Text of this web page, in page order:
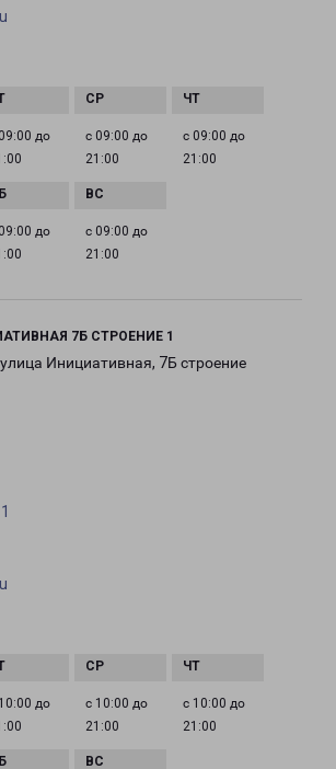
до
с 09:00 до
21:00
с 09:00 до
21:00
до
с 09:00 до
21:00
7Б СТРОЕНИЕ 1
Инициативная, 7Б строение
до
с 10:00 до
21:00
с 10:00 до
21:00